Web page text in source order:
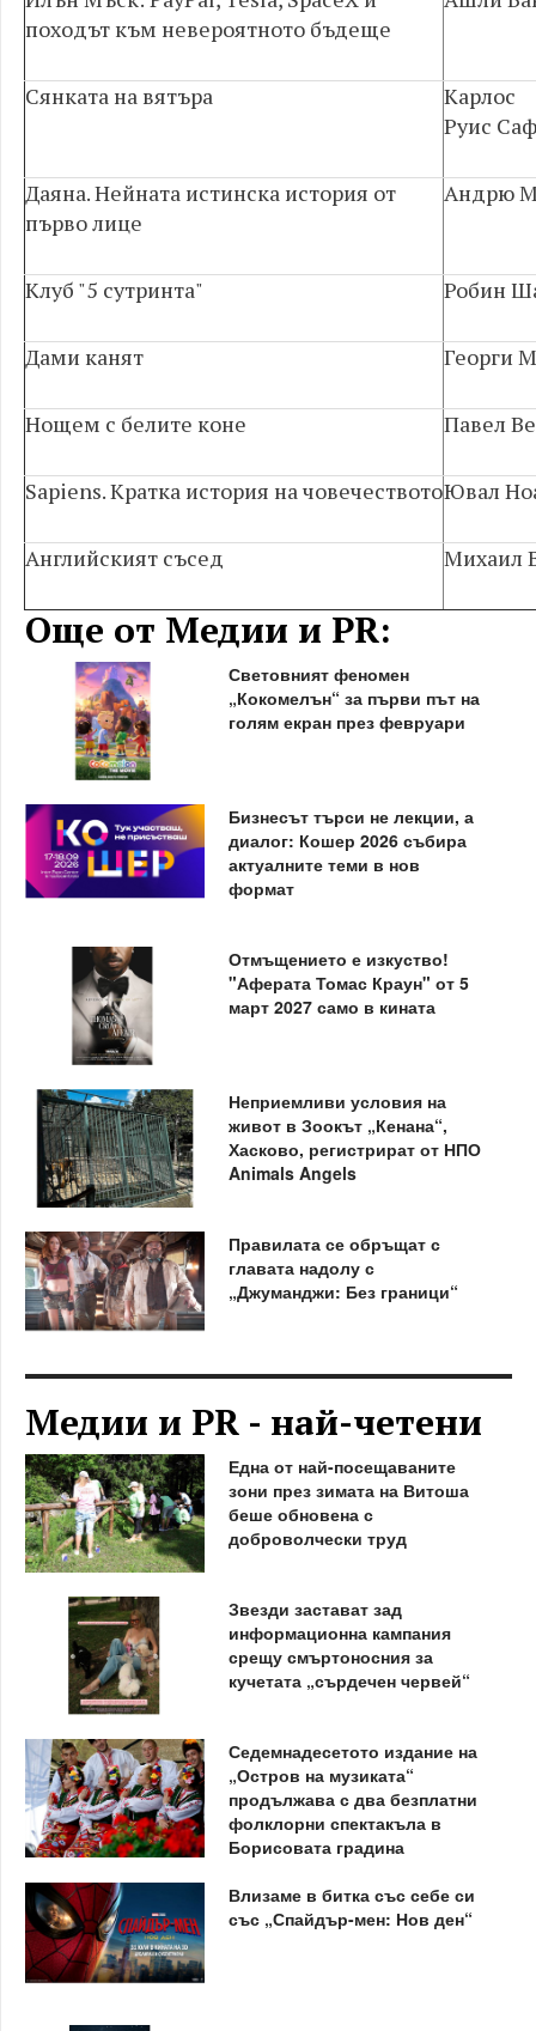
походът към невероятното бъдеще
Сянката на вятъра
Карлос
Руис
Даяна. Нейната истинска история от
първо лице
Андрю
Клуб "5 сутринта" Робин
Дами канят Георги
Нощем с белите коне Павел
Sapiens. Кратка история на човечествотоЮвал
Английският съсед Михаил
Още от Медии и PR:
Световният феномен
„Кокомелън“ за първи път на
голям екран през февруари
Бизнесът търси не лекции, а
диалог: Кошер 2026 събира
актуалните теми в нов
формат
Отмъщението е изкуство!
"Аферата Томас Краун" от 5
март 2027 само в кината
Неприемливи условия на
живот в Зоокът „Кенана“,
Хасково, регистрират от НПО
Animals Angels
Правилата се обръщат с
главата надолу с
„Джуманджи: Без граници“
Медии и PR - най-четени
Една от най-посещаваните
зони през зимата на Витоша
беше обновена с
доброволчески труд
Звезди застават зад
информационна кампания
срещу смъртоносния за
кучетата „сърдечен червей“
Седемнадесетото издание на
„Остров на музиката“
продължава с два безплатни
фолклорни спектакъла в
Борисовата градина
Влизаме в битка със себе си
със „Спайдър-мен: Нов ден“